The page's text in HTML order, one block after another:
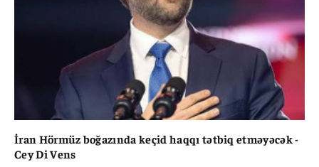
İran Hörmüz boğazında keçid haqqı tətbiq etməyəcək -
Cey Di Vens